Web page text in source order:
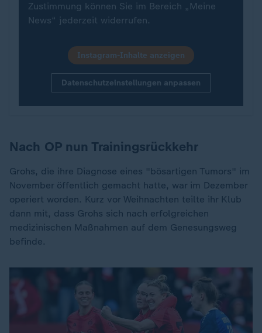
Zustimmung können Sie im Bereich „Meine
News“ jederzeit widerrufen.
Instagram-Inhalte anzeigen
Datenschutzeinstellungen anpassen
Nach OP nun Trainingsrückkehr
Grohs, die ihre Diagnose eines "bösartigen Tumors" im
November öffentlich gemacht hatte, war im Dezember
operiert worden. Kurz vor Weihnachten teilte ihr Klub
dann mit, dass Grohs sich nach erfolgreichen
medizinischen Maßnahmen auf dem Genesungsweg
befinde.